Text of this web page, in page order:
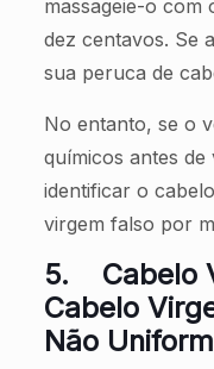
massageie-o com
dez centavos. Se
sua peruca de
No entanto, se o
químicos antes
identificar o
virgem falso por
5. Cabelo
Cabelo
Não